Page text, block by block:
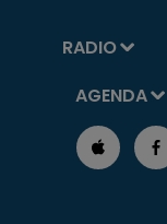
RADIO
AGENDA